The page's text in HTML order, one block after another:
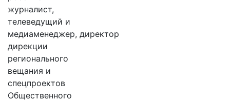
журналист,
телеведущий и
медиаменеджер, директор
дирекции
регионального
вещания и
спецпроектов
Общественного